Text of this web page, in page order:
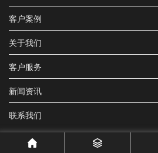
客户案例
关于我们
客户服务
新闻资讯
联系我们